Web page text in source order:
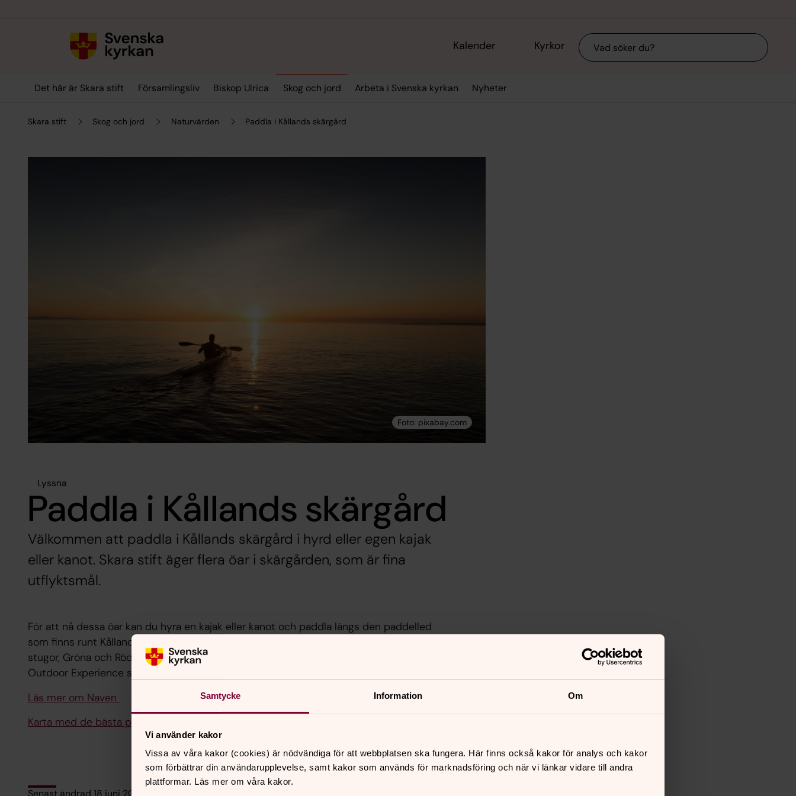
Samtycke Information Om
Vi använder kakor
Vissa av våra kakor (cookies) är nödvändiga för att webbplatsen ska fungera. Här finns också kakor för analys och kakor
som förbättrar din användarupplevelse, samt kakor som används för marknadsföring och när vi länkar vidare till andra
plattformar. Läs mer om våra kakor.
Kalender Kyrkor Sök
Det här är Skara stift Församlingsliv Biskop Ulrica Skog och jord Arbeta i Svenska kyrkan Nyheter
Skara stift Skog och jord Naturvärden Paddla i Kållands skärgård
Lyssna
Paddla i Kållands skärgård
Välkommen att paddla i Kållands skärgård i hyrd eller egen kajak
eller kanot. Skara stift äger flera öar i skärgården, som är fina
utflyktsmål.
För att nå dessa öar kan du hyra en kajak eller kanot och paddla längs den paddelled
som finns runt Kållandsö. Vill du övernatta mer bekvämt så har Skara stift även två
stugor, Gröna och Röda stugan på västra Kållandsö. De hyrs ut i samarbete med Naven
Outdoor Experience som även har uthyrning av kajaker och kanoter.
Läs mer om Naven
Karta med de bästa paddelstråken runt Kållandsö
Senast ändrad 18 juni 2020